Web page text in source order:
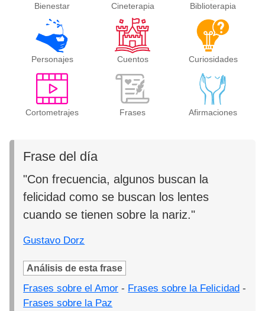
Bienestar Cineterapia Biblioterapia
Personajes Cuentos Curiosidades
Cortometrajes Frases Afirmaciones
Frase del día
"Con frecuencia, algunos buscan la
felicidad como se buscan los lentes
cuando se tienen sobre la nariz."
Gustavo Dorz
Análisis de esta frase
Frases sobre el Amor - Frases sobre la Felicidad -
Frases sobre la Paz